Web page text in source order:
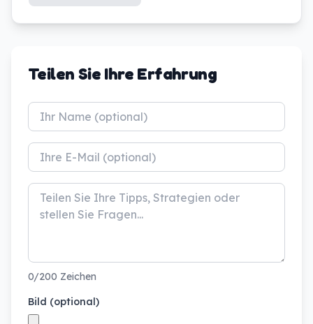
Teilen Sie Ihre Erfahrung
0/200 Zeichen
Bild (optional)